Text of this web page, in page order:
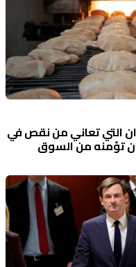
التي تعاني من نقص في
تؤمنه من السوق